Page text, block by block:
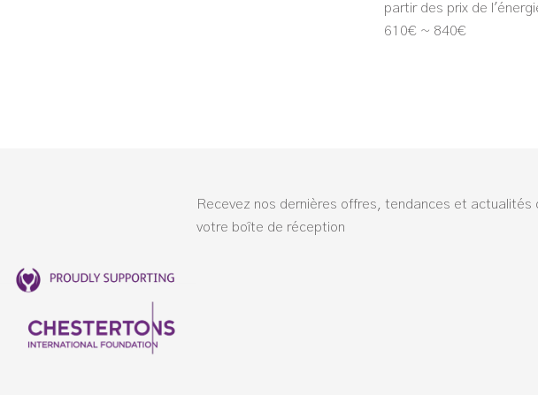
partir des prix de
610€ ~ 840€
Recevez nos dernières offres, tendances et actualités
votre boîte de réception